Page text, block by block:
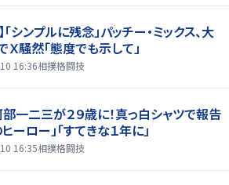
「シンプルに残念」パッチー・ミックス、大
Ｘ騒然「態度でも示して」
16:36相撲格闘技
部一二三が２９歳に！真っ白シャツで報告
ーロー」「すてきな１年に」
16:35相撲格闘技